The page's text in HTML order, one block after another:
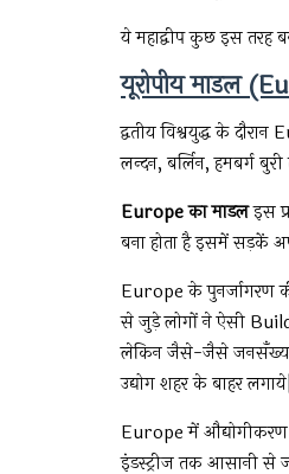
ये महाद्वीप कुछ इस
यूरोपीय माडल
द्वतीय विश्वयुद्ध के
लन्दन, बर्लिन, हमबर्ग
Europe का माडलइस
बना होता है इसमें सड़कें
Europe के पुनर्जागरण
से जुड़े लोगों ने ऐसी
लेकिन जैसे-जैसे जनसँख्या
उद्योग शहर के बाहर लगाये|
Europe में औद्योगीकरण
इंडस्ट्रीज तक आसानी से